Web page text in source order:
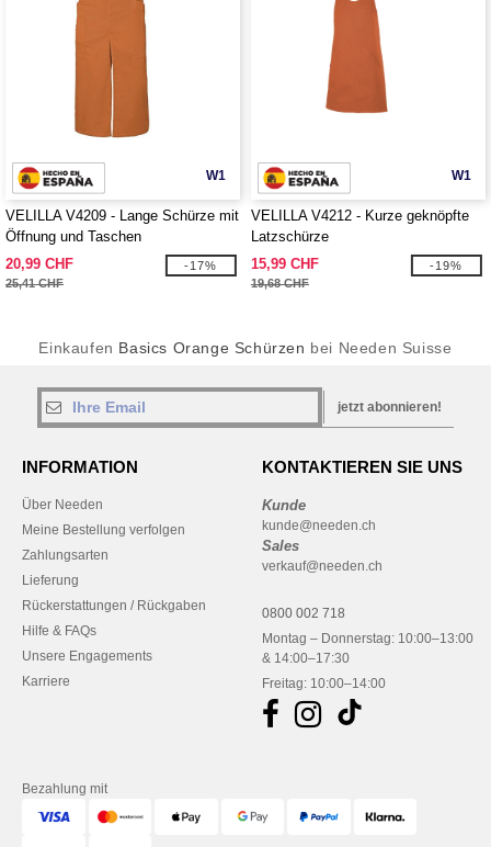
W1
VELILLA V4209 - Lange Schürze mit
Öffnung und Taschen
20,99 CHF
25,41 CHF
-17%
W1
VELILLA V4212 - Kurze geknöpfte
Latzschürze
15,99 CHF
19,68 CHF
-19%
Einkaufen Basics Orange Schürzen bei Needen Suisse
jetzt abonnieren!
INFORMATION
Über Needen
Meine Bestellung verfolgen
Zahlungsarten
Lieferung
Rückerstattungen / Rückgaben
Hilfe & FAQs
Unsere Engagements
Karriere
KONTAKTIEREN SIE UNS
Kunde
kunde@needen.ch
Sales
verkauf@needen.ch
0800 002 718
Montag – Donnerstag: 10:00–13:00
& 14:00–17:30
Freitag: 10:00–14:00
Bezahlung mit